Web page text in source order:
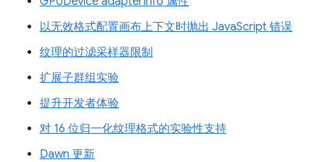
以无效格式配置画布上下文时抛出 JavaScript 错误
纹理的过滤采样器限制
扩展子群组实验
提升开发者体验
对 16 位归一化纹理格式的实验性支持
Dawn 更新